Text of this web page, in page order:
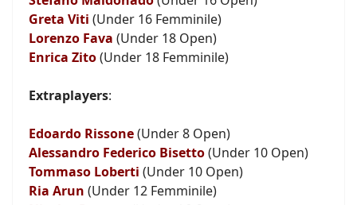
Greta Viti (Under 16 Femminile)
Lorenzo Fava (Under 18 Open)
Enrica Zito(Under 18 Femminile)
Extraplayers:
Edoardo Rissone(Under 8 Open)
Alessandro Federico Bisetto(Under 10 Open)
Tommaso Loberti (Under 10 Open)
Ria Arun (Under 12 Femminile)